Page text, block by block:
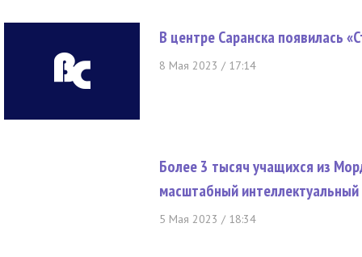
В центре Саранска появилась
8 Мая 2023 / 17:14
Более 3 тысяч учащихся из
масштабный интеллектуальный
5 Мая 2023 / 18:34